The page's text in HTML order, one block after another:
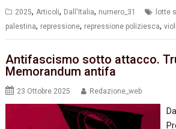
2025,Articoli, Dall'Italia, numero_31 lotte
palestina, repressione, repressione poliziesca,
Antifascismo sotto attacco.
Memorandum antifa
23 Ottobre 2025 Redazione_web